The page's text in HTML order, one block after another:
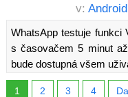
v:
WhatsApp testuje
s časovačem 5 minut
bude dostupná všem
1 2 3 4